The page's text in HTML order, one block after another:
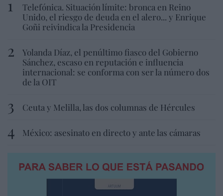
Telefónica. Situación límite: bronca en Reino
Unido, el riesgo de deuda en el alero... y Enrique
Goñi reivindica la Presidencia
Yolanda Díaz, el penúltimo fiasco del Gobierno
Sánchez, escaso en reputación e influencia
internacional: se conforma con ser la número dos
de la OIT
Ceuta y Melilla, las dos columnas de Hércules
México: asesinato en directo y ante las cámaras